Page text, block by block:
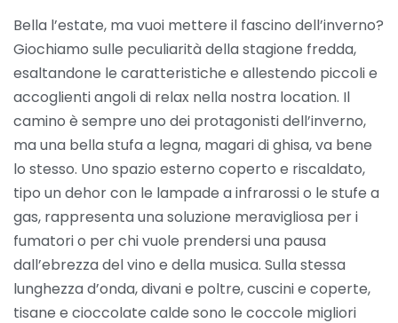
Bella l’estate, ma vuoi mettere il fascino dell’inverno?
Giochiamo sulle peculiarità della stagione fredda,
esaltandone le caratteristiche e allestendo piccoli e
accoglienti angoli di relax nella nostra location. Il
camino è sempre uno dei protagonisti dell’inverno,
ma una bella stufa a legna, magari di ghisa, va bene
lo stesso. Uno spazio esterno coperto e riscaldato,
tipo un dehor con le lampade a infrarossi o le stufe a
gas, rappresenta una soluzione meravigliosa per i
fumatori o per chi vuole prendersi una pausa
dall’ebrezza del vino e della musica. Sulla stessa
lunghezza d’onda, divani e poltre, cuscini e coperte,
tisane e cioccolate calde sono le coccole migliori